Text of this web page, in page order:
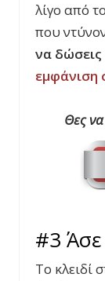
λίγο από
που
να
εμφάνιση
Θες
#3 Άσε
Το κλειδί